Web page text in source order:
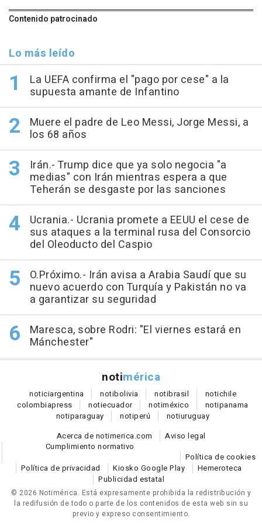
Contenido patrocinado
Lo más leído
La UEFA confirma el "pago por cese" a la
supuesta amante de Infantino
Muere el padre de Leo Messi, Jorge Messi, a
los 68 años
Irán.- Trump dice que ya solo negocia "a
medias" con Irán mientras espera a que
Teherán se desgaste por las sanciones
Ucrania.- Ucrania promete a EEUU el cese de
sus ataques a la terminal rusa del Consorcio
del Oleoducto del Caspio
O.Próximo.- Irán avisa a Arabia Saudí que su
nuevo acuerdo con Turquía y Pakistán no va
a garantizar su seguridad
Maresca, sobre Rodri: "El viernes estará en
Mánchester"
notimérica
noticiargentina notibolivia notibrasil notichile
colombiapress notiecuador notiméxico notipanama
notiparaguay notiperú notiuruguay
Acerca de notimerica.com
Aviso legal
Cumplimiento normativo
Política de cookies
Política de privacidad
Kiosko Google Play
Hemeroteca
Publicidad estatal
© 2026 Notimérica. Está expresamente prohibida la redistribución y
la redifusión de todo o parte de los contenidos de esta web sin su
previo y expreso consentimiento.